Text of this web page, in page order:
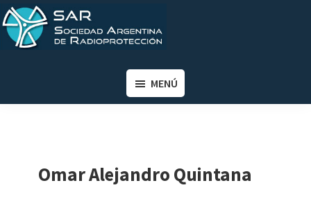
Saltar
al
contenido
Saltar
al
de
MENÚ
Omar Alejandro Quintana